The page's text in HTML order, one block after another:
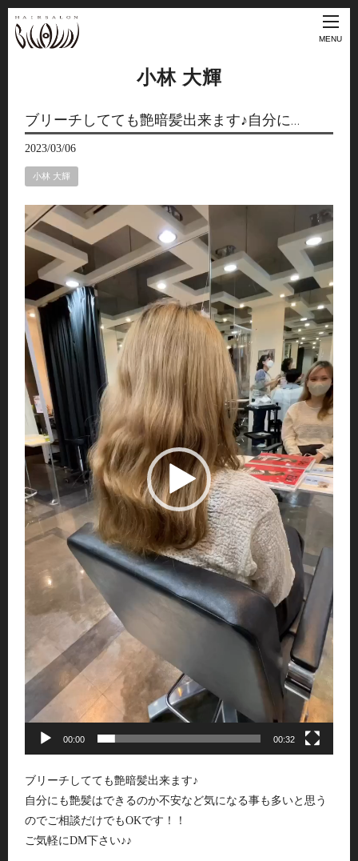
MENU
小林 大輝
ブリーチしてても艶暗髪出来ます♪自分に…
2023/03/06
小林 大輝
動
画
ヤ
ー
00:00 00:32
ブリーチしてても艶暗髪出来ます♪
自分にも艶髪はできるのか不安など気になる事も多いと思う
のでご相談だけでもOKです！！
ご気軽にDM下さい♪♪